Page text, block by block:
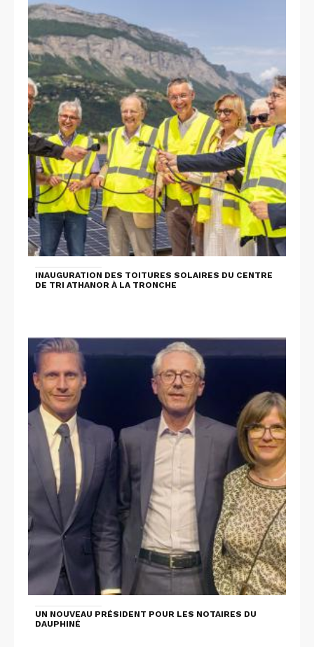
INAUGURATION DES TOITURES SOLAIRES DU CENTRE
DE TRI ATHANOR À LA TRONCHE
UN NOUVEAU PRÉSIDENT POUR LES NOTAIRES DU
DAUPHINÉ